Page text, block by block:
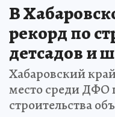
В
рекорд по
детсадов и
Хабаровский
место среди ДФО
строительства